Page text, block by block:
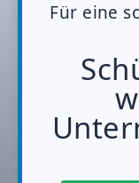
Für eine